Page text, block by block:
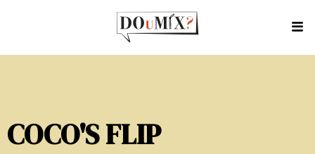
COCO'S FLIP